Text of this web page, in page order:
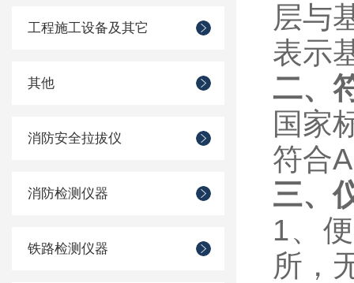
工程施工设备及其它
其他
消防安全拉拔仪
消防检测仪器
铁路检测仪器
层与
表示
二、
国家
符合
三、
1、
所，